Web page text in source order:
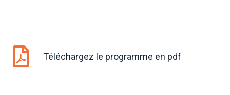
Téléchargez le programme en pdf